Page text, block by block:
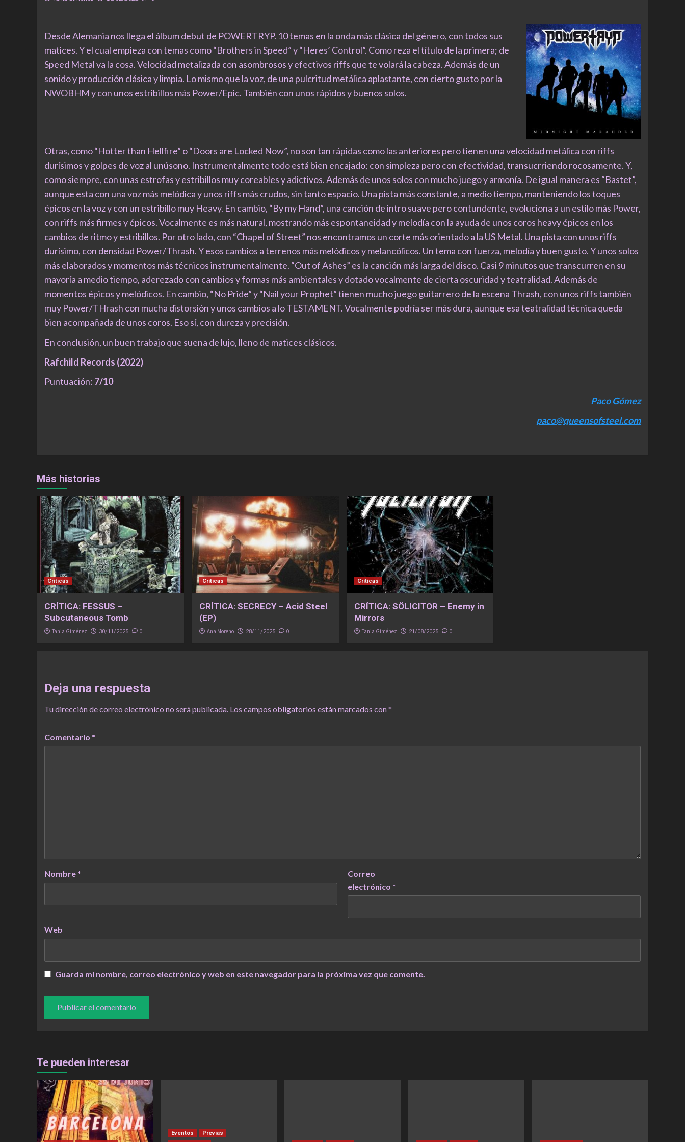
Desde Alemania nos llega el álbum debut de POWERTRYP. 10 temas en la onda más clásica del género, con todos sus
matices. Y el cual empieza con temas como “Brothers in Speed” y “Heres’ Control”. Como reza el título de la primera; de
Speed Metal va la cosa. Velocidad metalizada con asombrosos y efectivos riffs que te volará la cabeza. Además de un
sonido y producción clásica y limpia. Lo mismo que la voz, de una pulcritud metálica aplastante, con cierto gusto por la
NWOBHM y con unos estribillos más Power/Epic. También con unos rápidos y buenos solos.
Otras, como “Hotter than Hellfire” o “Doors are Locked Now”, no son tan rápidas como las anteriores pero tienen una velocidad metálica con riffs
durísimos y golpes de voz al unúsono. Instrumentalmente todo está bien encajado; con simpleza pero con efectividad, transucrriendo rocosamente. Y,
como siempre, con unas estrofas y estribillos muy coreables y adictivos. Además de unos solos con mucho juego y armonía. De igual manera es “Bastet”,
aunque esta con una voz más melódica y unos riffs más crudos, sin tanto espacio. Una pista más constante, a medio tiempo, manteniendo los toques
épicos en la voz y con un estribillo muy Heavy. En cambio, “By my Hand”, una canción de intro suave pero contundente, evoluciona a un estilo más Power,
con riffs más firmes y épicos. Vocalmente es más natural, mostrando más espontaneidad y melodía con la ayuda de unos coros heavy épicos en los
cambios de ritmo y estribillos. Por otro lado, con “Chapel of Street” nos encontramos un corte más orientado a la US Metal. Una pista con unos riffs
durísimo, con densidad Power/Thrash. Y esos cambios a terrenos más melódicos y melancólicos. Un tema con fuerza, melodía y buen gusto. Y unos solos
más elaborados y momentos más técnicos instrumentalmente. “Out of Ashes” es la canción más larga del disco. Casi 9 minutos que transcurren en su
mayoría a medio tiempo, aderezado con cambios y formas más ambientales y dotado vocalmente de cierta oscuridad y teatralidad. Además de
momentos épicos y melódicos. En cambio, “No Pride” y “Nail your Prophet” tienen mucho juego guitarrero de la escena Thrash, con unos riffs también
muy Power/THrash con mucha distorsión y unos cambios a lo TESTAMENT. Vocalmente podría ser más dura, aunque esa teatralidad técnica queda
bien acompañada de unos coros. Eso sí, con dureza y precisión.
En conclusión, un buen trabajo que suena de lujo, lleno de matices clásicos.
Rafchild Records (2022)
Puntuación: 7/10
Paco Gómez
paco@queensofsteel.com
Más historias
Críticas
CRÍTICA: FESSUS –
Subcutaneous Tomb
Tania Giménez 30/11/2025 0
Críticas
CRÍTICA: SECRECY – Acid Steel
(EP)
Ana Moreno 28/11/2025 0
Críticas
CRÍTICA: SÖLICITOR – Enemy in
Mirrors
Tania Giménez 21/08/2025 0
Deja una respuesta
Tu dirección de correo electrónico no será publicada. Los campos obligatorios están marcados con*
Comentario *
Nombre *
Correo
electrónico *
Web
Guarda mi nombre, correo electrónico y web en este navegador para la próxima vez que comente.
Te pueden interesar
Eventos
Previas